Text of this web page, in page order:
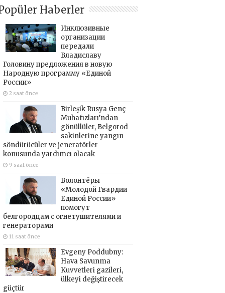
Haberler
Инклюзивные
организации
передали
Владиславу
Головину предложения в новую
Народную программу «Единой
России»
2 saat önce
Birleşik Rusya Genç
Muhafızları’ndan
gönüllüler, Belgorod
sakinlerine yangın
söndürücüler ve jeneratörler
konusunda yardımcı olacak
9 saat önce
Волонтёры
«Молодой Гвардии
Единой России»
помогут
белгородцам с огнетушителями и
генераторами
11 saat önce
Evgeny Poddubny:
Hava Savunma
Kuvvetleri gazileri,
ülkeyi değiştirecek
güçtür